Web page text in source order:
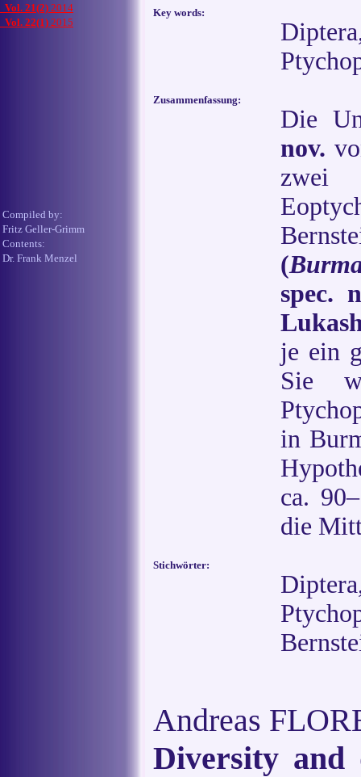
Vol. 21(2) 2014
Vol. 22(1) 2015
Compiled by:
Fritz Geller-Grimm
Contents:
Dr. Frank Menzel
Key words:
Zusammenfassung:
Die
nov.
zwei
(
spec.
je ein
Sie
in
ca.
die
Stichwörter:
Andreas
Diversity